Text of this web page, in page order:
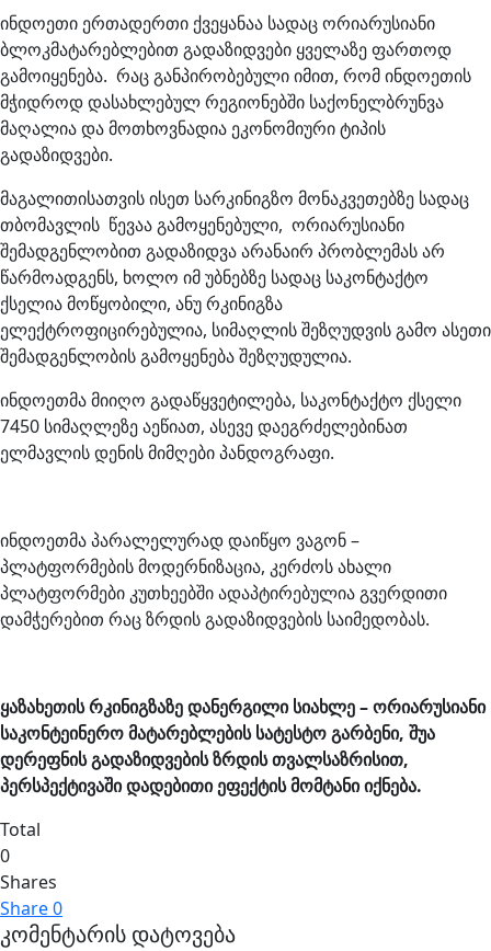
ინდოეთი ერთადერთი ქვეყანაა სადაც ორიარუსიანი
ბლოკმატარებლებით გადაზიდვები ყველაზე ფართოდ
გამოიყენება. რაც განპირობებული იმით, რომ ინდოეთის
მჭიდროდ დასახლებულ რეგიონებში საქონელბრუნვა
მაღალია და მოთხოვნადია ეკონომიური ტიპის
გადაზიდვები.
მაგალითისათვის ისეთ სარკინიგზო მონაკვეთებზე სადაც
თბომავლის წევაა გამოყენებული, ორიარუსიანი
შემადგენლობით გადაზიდვა არანაირ პრობლემას არ
წარმოადგენს, ხოლო იმ უბნებზე სადაც საკონტაქტო
ქსელია მოწყობილი, ანუ რკინიგზა
ელექტროფიცირებულია, სიმაღლის შეზღუდვის გამო ასეთი
შემადგენლობის გამოყენება შეზღუდულია.
ინდოეთმა მიიღო გადაწყვეტილება, საკონტაქტო ქსელი
7450 სიმაღლეზე აეწიათ, ასევე დაეგრძელებინათ
ელმავლის დენის მიმღები პანდოგრაფი.
ინდოეთმა პარალელურად დაიწყო ვაგონ –
პლატფორმების მოდერნიზაცია, კერძოს ახალი
პლატფორმები კუთხეებში ადაპტირებულია გვერდითი
დამჭერებით რაც ზრდის გადაზიდვების საიმედობას.
ყაზახეთის რკინიგზაზე დანერგილი სიახლე – ორიარუსიანი
საკონტეინერო მატარებლების სატესტო გარბენი, შუა
დერეფნის გადაზიდვების ზრდის თვალსაზრისით,
პერსპექტივაში დადებითი ეფექტის მომტანი იქნება.
Total
0
Shares
Share0
კომენტარის დატოვება